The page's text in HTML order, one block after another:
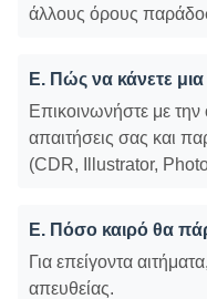
άλλους όρους
Ε. Πώς να κάνετε
Επικοινωνήστε με
απαιτήσεις σας και
(CDR, Illustrator,
Ε. Πόσο καιρό θα
Για επείγοντα
απευθείας.